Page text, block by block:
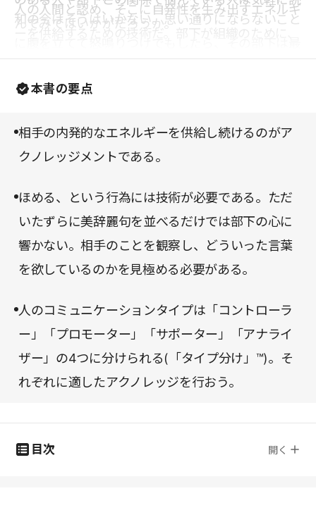
和の今はそうはいかない。思い通りにならないこと
人の人間と認め、そこに自発性を生み出すエネルギ
自ら考えて行動し、そして成長していく。そのため
のキーワードが本書のタイトルにもなっている「承
たいし、自分が役に立っていると実感したい。こう
した欲求にはたらきかけ、相手を一人の人間として
持つ可能性だ。
んでみてはいかがだろうか。
本書の要点
相手の内発的なエネルギーを供給し続けるのがア
クノレッジメントである。
ほめる、という行為には技術が必要である。ただ
いたずらに美辞麗句を並べるだけでは部下の心に
響かない。相手のことを観察し、どういった言葉
を欲しているのかを見極める必要がある。
人のコミュニケーションタイプは「コントローラ
ー」「プロモーター」「サポーター」「アナライ
ザー」の4つに分けられる(「タイプ分け」™)。そ
れぞれに適したアクノレッジを行おう。
目次 開く